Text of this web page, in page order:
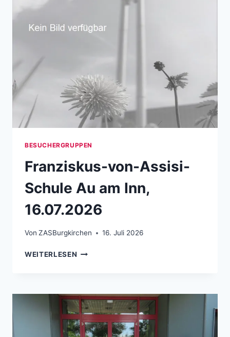
BESUCHERGRUPPEN
Franziskus-von-Assisi-
Schule Au am Inn,
16.07.2026
Von ZASBurgkirchen 16. Juli 2026
WEITERLESEN FRANZISKUS-VON-ASSISI-SCHULE AU